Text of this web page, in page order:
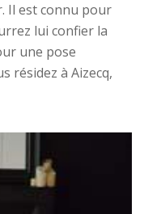
Il est connu pour
lui confier la
une pose
résidez à Aizecq,